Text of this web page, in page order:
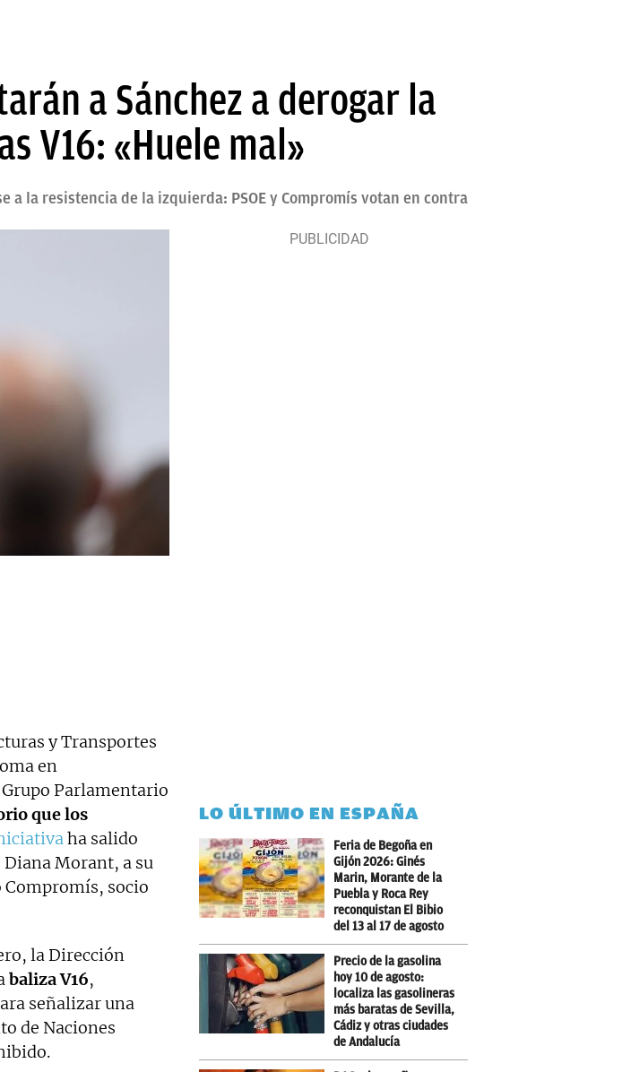
a Sánchez a derogar la
V16: «Huele mal»
a la resistencia de la izquierda: PSOE y Compromís votan en contra
y Transportes
en
Parlamentario
que los
ha salido
Diana Morant, a su
Compromís, socio
la Dirección
baliza V16,
señalizar una
de Naciones
LO ÚLTIMO EN ESPAÑA
Feria de Begoña en
Gijón 2026: Ginés
Marin, Morante de la
Puebla y Roca Rey
reconquistan El Bibio
del 13 al 17 de agosto
Precio de la gasolina
hoy 10 de agosto:
localiza las gasolineras
más baratas de Sevilla,
Cádiz y otras ciudades
de Andalucía